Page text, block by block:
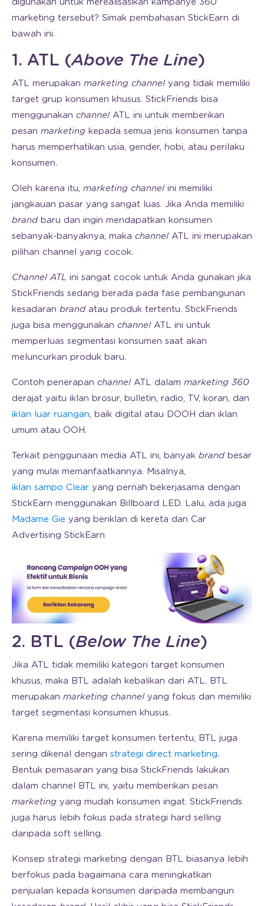
digunakan untuk merealisasikan kampanye 360
marketing tersebut? Simak pembahasan StickEarn di
bawah ini.
1. ATL (Above The Line)
ATL merupakan marketing channel yang tidak memiliki
target grup konsumen khusus. StickFriends bisa
menggunakan channel ATL ini untuk memberikan
pesan marketing kepada semua jenis konsumen tanpa
harus memperhatikan usia, gender, hobi, atau perilaku
konsumen.
Oleh karena itu, marketing channel ini memiliki
jangkauan pasar yang sangat luas. Jika Anda memiliki
brand baru dan ingin mendapatkan konsumen
sebanyak-banyaknya, maka channel ATL ini merupakan
pilihan channel yang cocok.
Channel ATL ini sangat cocok untuk Anda gunakan jika
StickFriends sedang berada pada fase pembangunan
kesadaran brand atau produk tertentu. StickFriends
juga bisa menggunakan channel ATL ini untuk
memperluas segmentasi konsumen saat akan
meluncurkan produk baru.
Contoh penerapan channel ATL dalam marketing 360
derajat yaitu iklan brosur, bulletin, radio, TV, koran, dan
iklan luar ruangan, baik digital atau DOOH dan iklan
umum atau OOH.
Terkait penggunaan media ATL ini, banyak brand besar
yang mulai memanfaatkannya. Misalnya,
iklan sampo Clear yang pernah bekerjasama dengan
StickEarn menggunakan Billboard LED. Lalu, ada juga
Madame Gie yang beriklan di kereta dan Car
Advertising StickEarn
2. BTL (Below The Line)
Jika ATL tidak memiliki kategori target konsumen
khusus, maka BTL adalah kebalikan dari ATL. BTL
merupakan marketing channelyang fokus dan memiliki
target segmentasi konsumen khusus.
Karena memiliki target konsumen tertentu, BTL juga
sering dikenal dengan strategi direct marketing.
Bentuk pemasaran yang bisa StickFriends lakukan
dalam channel BTL ini, yaitu memberikan pesan
marketing yang mudah konsumen ingat. StickFriends
juga harus lebih fokus pada strategi hard selling
daripada soft selling.
Konsep strategi marketing dengan BTL biasanya lebih
berfokus pada bagaimana cara meningkatkan
penjualan kepada konsumen daripada membangun